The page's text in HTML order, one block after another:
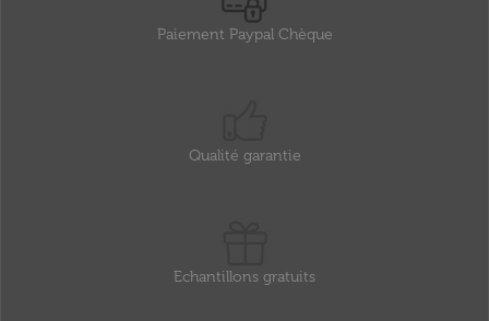
Paiement Paypal Chèque
Qualité garantie
Echantillons gratuits